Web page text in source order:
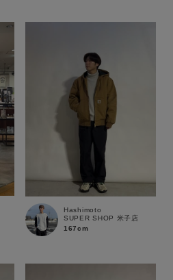
Hashimoto
SUPER SHOP 米子店
167cm